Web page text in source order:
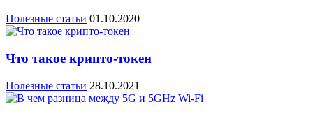
Полезные статьи 01.10.2020
Что такое крипто-токен
Полезные статьи 28.10.2021